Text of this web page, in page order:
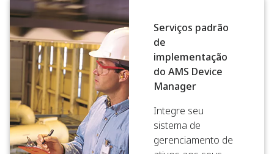
Serviços padrão
de
implementação
do AMS Device
Manager
Integre seu
sistema de
gerenciamento de